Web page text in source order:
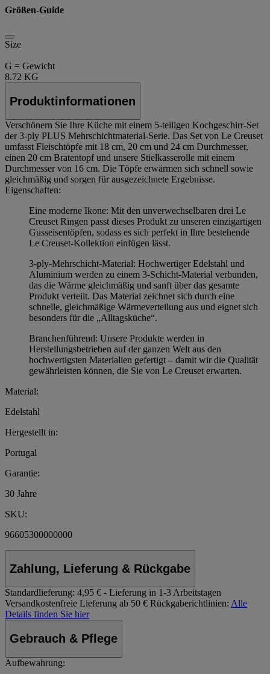
Größen-Guide
Size
G = Gewicht
8.72 KG
Produktinformationen
Verschönern Sie Ihre Küche mit einem 5-teiligen Kochgeschirr-Set
der 3-ply PLUS Mehrschichtmaterial-Serie. Das Set von Le Creuset
umfasst Fleischtöpfe mit 18 cm, 20 cm und 24 cm Durchmesser,
einen 20 cm Bratentopf und unsere Stielkasserolle mit einem
Durchmesser von 16 cm. Die Töpfe erwärmen sich schnell sowie
gleichmäßig und sorgen für ausgezeichnete Ergebnisse.
Eigenschaften:
Eine moderne Ikone: Mit den unverwechselbaren drei Le
Creuset Ringen passt dieses Produkt zu unseren einzigartigen
Gusseisentöpfen, sodass es sich perfekt in Ihre bestehende
Le Creuset-Kollektion einfügen lässt.
3-ply-Mehrschicht-Material: Hochwertiger Edelstahl und
Aluminium werden zu einem 3-Schicht-Material verbunden,
das die Wärme gleichmäßig und sanft über das gesamte
Produkt verteilt. Das Material zeichnet sich durch eine
schnelle, gleichmäßige Wärmeverteilung aus und eignet sich
besonders für die „Alltagsküche“.
Branchenführend: Unsere Produkte werden in
Herstellungsbetrieben auf der ganzen Welt aus den
hochwertigsten Materialien gefertigt – damit wir die Qualität
gewährleisten können, die Sie von Le Creuset erwarten.
Material:
Edelstahl
Hergestellt in:
Portugal
Garantie:
30 Jahre
SKU:
96605300000000
Zahlung, Lieferung & Rückgabe
Standardlieferung: 4,95 € - Lieferung in 1-3 Arbeitstagen
Versandkostenfreie Lieferung ab 50 € Rückgaberichtlinien: Alle
Details finden Sie hier
Gebrauch & Pflege
Aufbewahrung: